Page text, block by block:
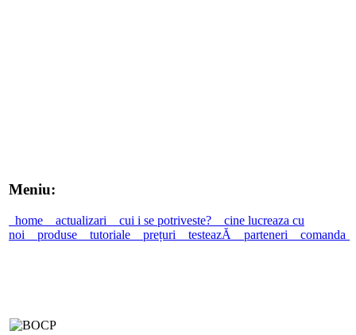
Meniu:
home actualizari cui i se potriveste?
cine lucreaza cu
noi
produse tutoriale prețuri testeazĂ parteneri comanda